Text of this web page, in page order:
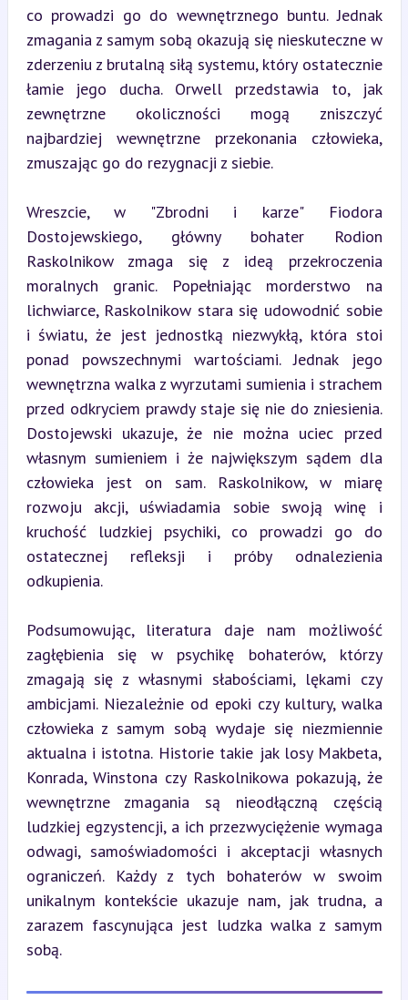
co prowadzi go do wewnętrznego buntu. Jednak
zmagania z samym sobą okazują się nieskuteczne w
zderzeniu z brutalną siłą systemu, który ostatecznie
łamie jego ducha. Orwell przedstawia to, jak
zewnętrzne okoliczności mogą zniszczyć
najbardziej wewnętrzne przekonania człowieka,
zmuszając go do rezygnacji z siebie.
Wreszcie, w "Zbrodni i karze" Fiodora
Dostojewskiego, główny bohater Rodion
Raskolnikow zmaga się z ideą przekroczenia
moralnych granic. Popełniając morderstwo na
lichwiarce, Raskolnikow stara się udowodnić sobie
i światu, że jest jednostką niezwykłą, która stoi
ponad powszechnymi wartościami. Jednak jego
wewnętrzna walka z wyrzutami sumienia i strachem
przed odkryciem prawdy staje się nie do zniesienia.
Dostojewski ukazuje, że nie można uciec przed
własnym sumieniem i że największym sądem dla
człowieka jest on sam. Raskolnikow, w miarę
rozwoju akcji, uświadamia sobie swoją winę i
kruchość ludzkiej psychiki, co prowadzi go do
ostatecznej refleksji i próby odnalezienia
odkupienia.
Podsumowując, literatura daje nam możliwość
zagłębienia się w psychikę bohaterów, którzy
zmagają się z własnymi słabościami, lękami czy
ambicjami. Niezależnie od epoki czy kultury, walka
człowieka z samym sobą wydaje się niezmiennie
aktualna i istotna. Historie takie jak losy Makbeta,
Konrada, Winstona czy Raskolnikowa pokazują, że
wewnętrzne zmagania są nieodłączną częścią
ludzkiej egzystencji, a ich przezwyciężenie wymaga
odwagi, samoświadomości i akceptacji własnych
ograniczeń. Każdy z tych bohaterów w swoim
unikalnym kontekście ukazuje nam, jak trudna, a
zarazem fascynująca jest ludzka walka z samym
sobą.